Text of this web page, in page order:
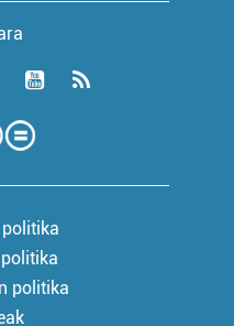
politika